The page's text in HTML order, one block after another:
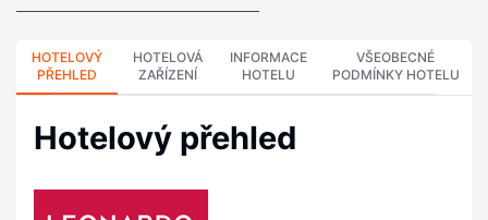
HOTELOVÝ
PŘEHLED
HOTELOVÁ
ZAŘÍZENÍ
INFORMACE
HOTELU
VŠEOBECNÉ
PODMÍNKY HOTELU
Hotelový přehled